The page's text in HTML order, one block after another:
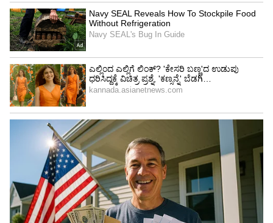
ಎನ್‌ಕುಕಾ ಎನ್ನುವ ಅಭಿಮಾನಿ. ಇವರು ಕಾಂಗೋ
ದೇಶದವರು. ಪಂದ್ಯ ಶುರುವಾದಾಗಿನಿಂದ ಮುಗಿಯುವ ವರೆಗೂ
ಪ್ರತಿಮೆಯಂತೆ, ಚೂರೂ ಅಲುಗಾಡದೆ ನಿಂತಿದ್ದರು. ಮೈಕಲ್‌
ಜೀವಂತ ಪ್ರತಿಮೆ ಎಂದೇ ಖ್ಯಾತಿ ಪಡೆದಿರುವ ವ್ಯಕ್ತಿ. ಕಾಂಗೋ
ದೇಶದ ಪ್ರಥಮ ಪ್ರಧಾನಿಯಾಗಿದ್ದ ಪ್ಯಾಟ್ರೈಸ್‌ ಲುಮುಂಬಾ
ಅವರ ನೆನಪಿನಲ್ಲಿ, ಪ್ರತಿಮೆಯಂತೆ ನಿಲ್ಲುವುದಾಗಿ ಮೈಕಲ್‌
ಹೇಳಿಕೊಂಡಿದ್ದಾರೆ.
ನಾಕೌಟ್‌ ರೇಸ್‌ನಲ್ಲಿ ಉಳಿದ ಕ್ರೊವೇಷಿಯಾ
ಟೊರೊಂಟೊ: ಜೊಸಿಪ್‌ ಸ್ಟ್ಯಾನಿಸಿಚ್‌ 54ನೇ ನಿಮಿಷದಲ್ಲಿ
ಬಾರಿಸಿದ ಗೋಲಿನ ನೆರವಿನಿಂದ ಪನಾಮ ವಿರುದ್ಧ 1-0
ಗೋಲಿನ ಜಯ ಸಾಧಿಸಿದ ಕ್ರೊವೇಷಿಯಾ, ನಾಕೌಟ್‌